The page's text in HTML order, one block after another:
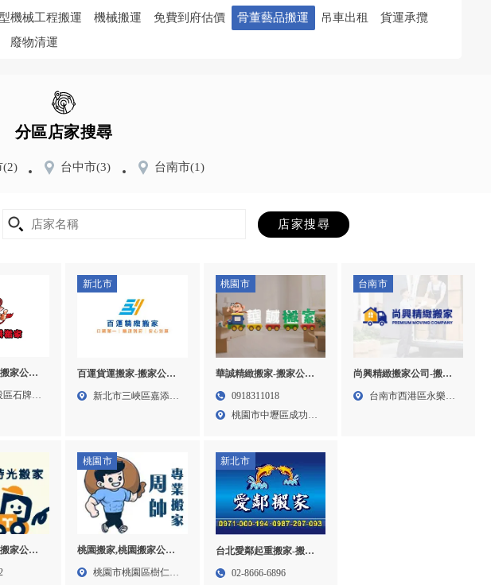
機械工程搬運 機械搬運 免費到府估價 骨董藝品搬運 吊車出租
貨運承攬
廢物清運
分區店家搜尋
(2) 台中市(3) 台南市(1)
家公司,
北搬家
區石牌路
新北市
百運貨運搬家-搬家公司,
搬家公司推薦,台北搬家
新北市三峽區嘉添路
桃園市
華誠精緻搬家-搬家公司,
搬家公司推薦,桃園搬家
區搬家公司,
0918311018
桃園市中壢區成功路
台南市
尚興精緻搬家公司-搬家
公司,搬家公司推薦,台南
台南市西港區永樂里
家公司,
和搬家,
桃園市
桃園搬家,桃園搬家公司,
中壢搬家,桃園日式搬家
桃園市桃園區樹仁三
新北市
台北愛鄰起重搬家-搬家
公司,台北搬家公司,新店
02-8666-6896